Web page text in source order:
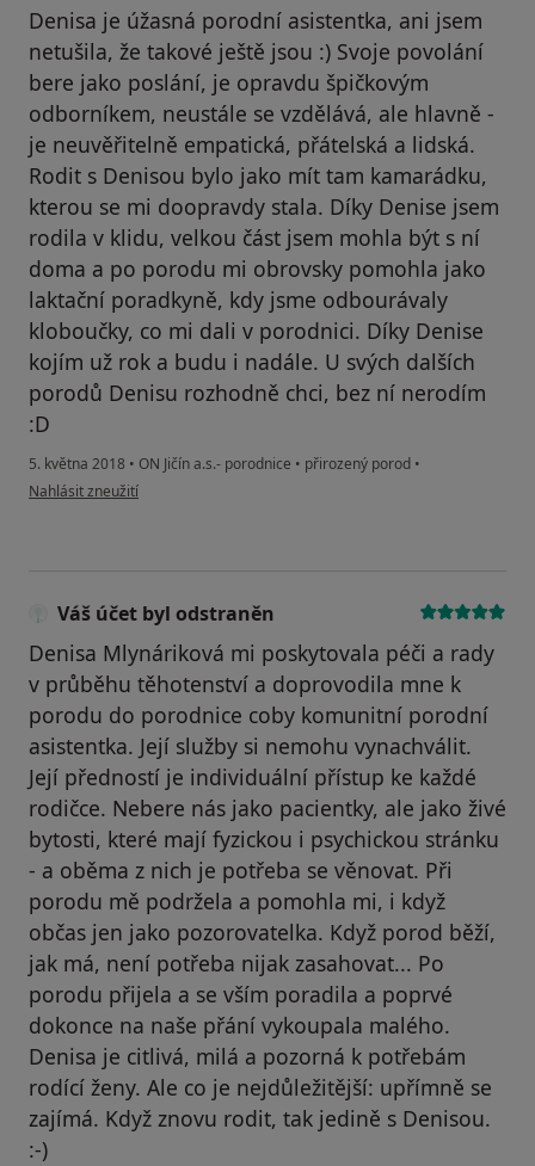
Denisa je úžasná porodní asistentka, ani jsem
netušila, že takové ještě jsou :) Svoje povolání
bere jako poslání, je opravdu špičkovým
odborníkem, neustále se vzdělává, ale hlavně -
je neuvěřitelně empatická, přátelská a lidská.
Rodit s Denisou bylo jako mít tam kamarádku,
kterou se mi doopravdy stala. Díky Denise jsem
rodila v klidu, velkou část jsem mohla být s ní
doma a po porodu mi obrovsky pomohla jako
laktační poradkyně, kdy jsme odbourávaly
kloboučky, co mi dali v porodnici. Díky Denise
kojím už rok a budu i nadále. U svých dalších
porodů Denisu rozhodně chci, bez ní nerodím
:D
5. května 2018 • ON Jičín a.s.- porodnice • přirozený porod •
podle názoru uživatele Váš účet byl odstraněn
Nahlásit zneužití
Váš účet byl odstraněn
Denisa Mlynáriková mi poskytovala péči a rady
v průběhu těhotenství a doprovodila mne k
porodu do porodnice coby komunitní porodní
asistentka. Její služby si nemohu vynachválit.
Její předností je individuální přístup ke každé
rodičce. Nebere nás jako pacientky, ale jako živé
bytosti, které mají fyzickou i psychickou stránku
- a oběma z nich je potřeba se věnovat. Při
porodu mě podržela a pomohla mi, i když
občas jen jako pozorovatelka. Když porod běží,
jak má, není potřeba nijak zasahovat... Po
porodu přijela a se vším poradila a poprvé
dokonce na naše přání vykoupala malého.
Denisa je citlivá, milá a pozorná k potřebám
rodící ženy. Ale co je nejdůležitější: upřímně se
zajímá. Když znovu rodit, tak jedině s Denisou.
:-)